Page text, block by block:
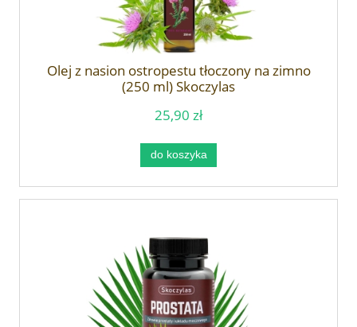
Olej z nasion ostropestu tłoczony na zimno
(250 ml) Skoczylas
25,90 zł
do koszyka